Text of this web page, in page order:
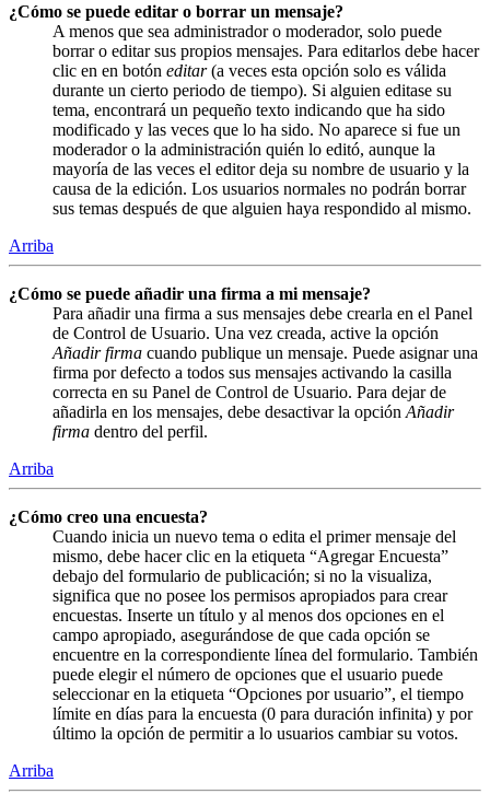
¿Cómo se puede editar o borrar un mensaje?
A menos que sea administrador o moderador, solo puede
borrar o editar sus propios mensajes. Para editarlos debe hacer
clic en en botón editar(a veces esta opción solo es válida
durante un cierto periodo de tiempo). Si alguien editase su
tema, encontrará un pequeño texto indicando que ha sido
modificado y las veces que lo ha sido. No aparece si fue un
moderador o la administración quién lo editó, aunque la
mayoría de las veces el editor deja su nombre de usuario y la
causa de la edición. Los usuarios normales no podrán borrar
sus temas después de que alguien haya respondido al mismo.
Arriba
¿Cómo se puede añadir una firma a mi mensaje?
Para añadir una firma a sus mensajes debe crearla en el Panel
de Control de Usuario. Una vez creada, active la opción
Añadir firma cuando publique un mensaje. Puede asignar una
firma por defecto a todos sus mensajes activando la casilla
correcta en su Panel de Control de Usuario. Para dejar de
añadirla en los mensajes, debe desactivar la opción Añadir
firma dentro del perfil.
Arriba
¿Cómo creo una encuesta?
Cuando inicia un nuevo tema o edita el primer mensaje del
mismo, debe hacer clic en la etiqueta “Agregar Encuesta”
debajo del formulario de publicación; si no la visualiza,
significa que no posee los permisos apropiados para crear
encuestas. Inserte un título y al menos dos opciones en el
campo apropiado, asegurándose de que cada opción se
encuentre en la correspondiente línea del formulario. También
puede elegir el número de opciones que el usuario puede
seleccionar en la etiqueta “Opciones por usuario”, el tiempo
límite en días para la encuesta (0 para duración infinita) y por
último la opción de permitir a lo usuarios cambiar su votos.
Arriba